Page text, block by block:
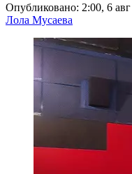
Опубликовано: 2:00, 6
Лола Мусаева